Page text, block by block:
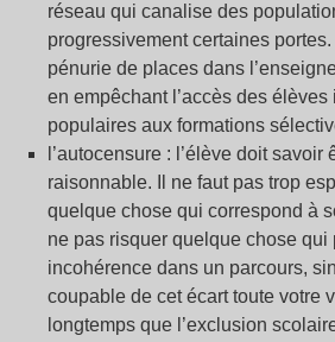
réseau qui canalise des
progressivement certaines
pénurie de places dans
en empêchant l’accès des
populaires aux formations
l’autocensure : l’élève doit savoir
raisonnable. Il ne faut pas trop
quelque chose qui correspond à
ne pas risquer quelque chose qui
incohérence dans un parcours,
coupable de cet écart toute votre
longtemps que l’exclusion